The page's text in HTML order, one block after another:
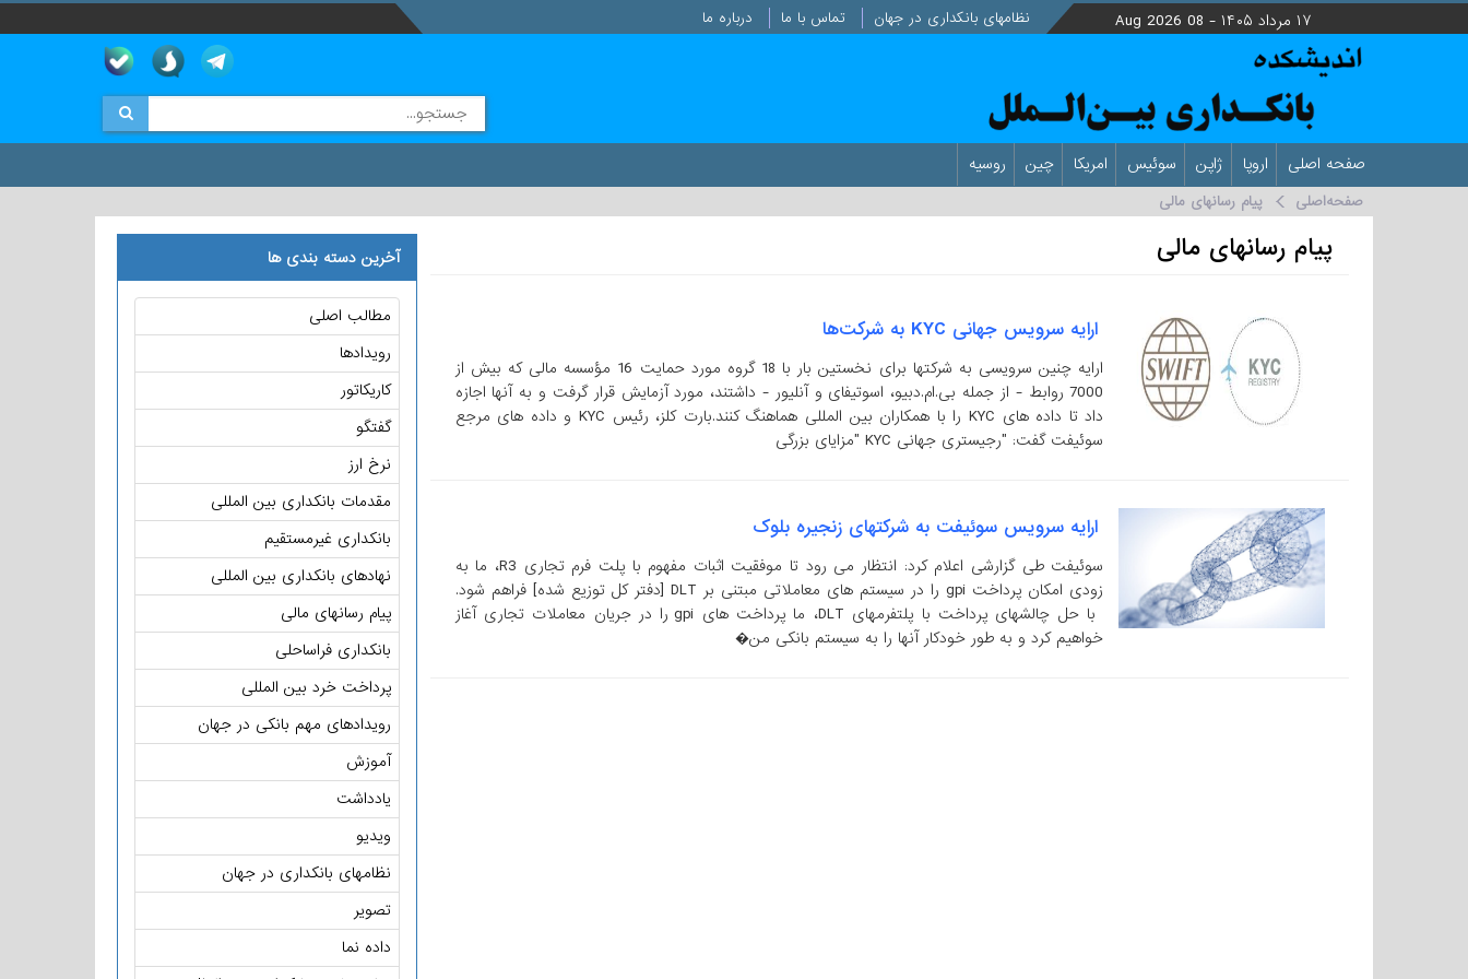
۱۷ مرداد ۱۴۰۵ - 08 Aug 2026 نظامهای بانکداری در جهان تماس با ما درباره ما
صفحه اصلی اروپا ژاپن سوئیس امریکا چین روسیه
صفحه‌اصلی پیام رسانهای مالی
پیام رسانهای مالی
ارایه سرویس جهانی KYC به شرکت‌ها
ارایه چنین سرویسی به شرکتها برای نخستین بار با 18 گروه مورد حمایت 16 مؤسسه مالی که بیش از
7000 روابط - از جمله بی.ام.دبیو، اسوتیفای و آنلیور - داشتند، مورد آزمایش قرار گرفت و به آنها اجازه
داد تا داده های KYC را با همکاران بین المللی هماهنگ کنند.بارت کلز، رئیس KYC و داده های مرجع
سوئیفت گفت: "رجیستری جهانی KYC "مزایای بزرگی
ارایه سرویس سوئیفت به شرکتهای زنجیره بلوک
سوئیفت طی گزارشی اعلام کرد: انتظار می رود تا موفقیت اثبات مفهوم با پلت فرم تجاری R3، ما به
زودی امکان پرداخت gpi را در سیستم های معاملاتی مبتنی بر DLT [دفتر کل توزیع شده] فراهم شود.
با حل چالشهای پرداخت با پلتفرمهای DLT، ما پرداخت های gpi را در جریان معاملات تجاری آغاز
خواهیم کرد و به طور خودکار آنها را به سیستم بانکی من�
آخرین دسته بندی ها
مطالب اصلی
رویدادها
کاریکاتور
گفتگو
نرخ ارز
مقدمات بانکداری بین المللی
بانکداری غیرمستقیم
نهادهای بانکداری بین المللی
پیام رسانهای مالی
بانکداری فراساحلی
پرداخت خرد بین المللی
رویدادهای مهم بانکی در جهان
آموزش
یادداشت
ویدیو
نظامهای بانکداری در جهان
تصویر
داده نما